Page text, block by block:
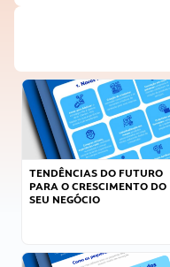
TENDÊNCIAS DO FUTURO
PARA O CRESCIMENTO DO
SEU NEGÓCIO